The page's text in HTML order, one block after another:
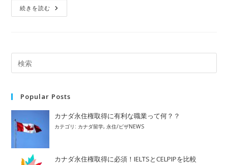
続きを読む 『カ
ナ
る』
と
み
ま
た
Popular Posts
カナダ永住権取得に有利な職業って何？？
カテゴリ: カナダ留学,永住/ビザNEWS
カナダ永住権取得に必須！IELTSとCELPIPを比較